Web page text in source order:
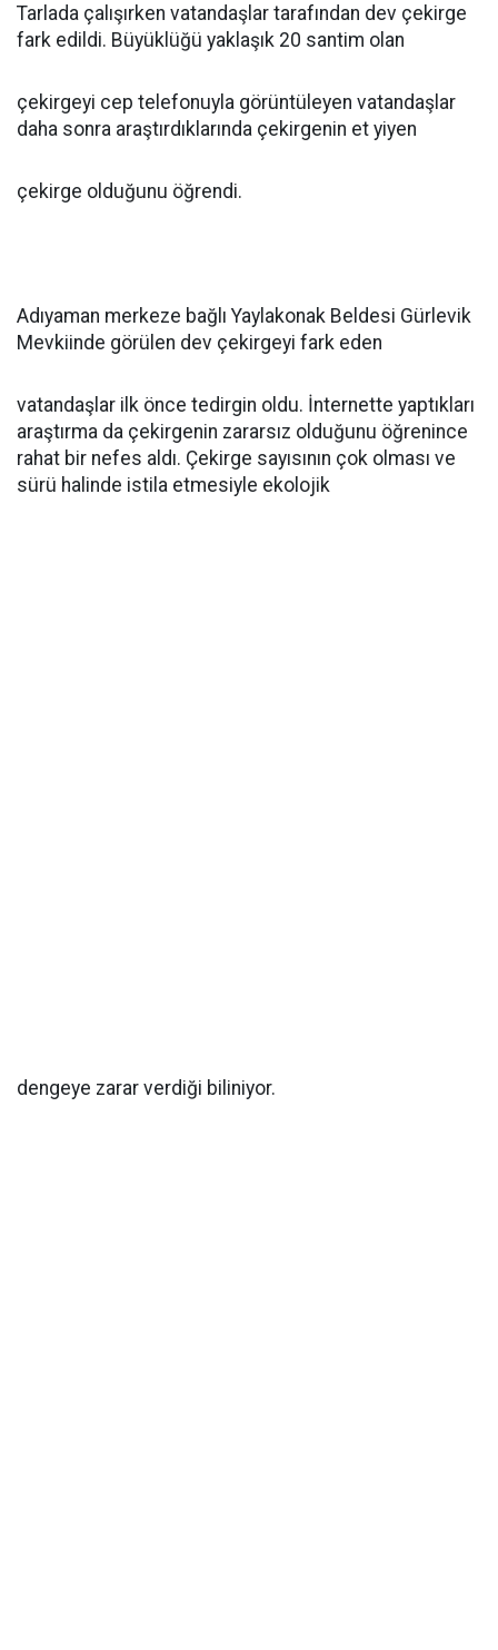
Tarlada çalışırken vatandaşlar tarafından dev çekirge
fark edildi. Büyüklüğü yaklaşık 20 santim olan
çekirgeyi cep telefonuyla görüntüleyen vatandaşlar
daha sonra araştırdıklarında çekirgenin et yiyen
çekirge olduğunu öğrendi.
Adıyaman merkeze bağlı Yaylakonak Beldesi Gürlevik
Mevkiinde görülen dev çekirgeyi fark eden
vatandaşlar ilk önce tedirgin oldu. İnternette yaptıkları
araştırma da çekirgenin zararsız olduğunu öğrenince
rahat bir nefes aldı. Çekirge sayısının çok olması ve
sürü halinde istila etmesiyle ekolojik
dengeye zarar verdiği biliniyor.